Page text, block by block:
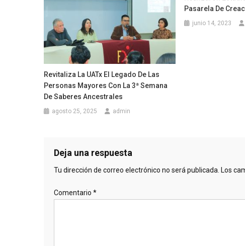
Revitaliza La UATx El Legado De Las
Personas Mayores Con La 3ª Semana
De Saberes Ancestrales
agosto 25, 2025 admin
Pasarela De
junio 14, 2023
Deja una respuesta
Tu dirección de correo electrónico no será publicada. Los
Comentario *